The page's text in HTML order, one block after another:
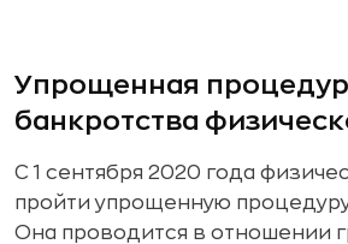
Упрощенная
банкротства
С 1 сентября 2020 года
пройти упрощенную
Она проводится в отношении